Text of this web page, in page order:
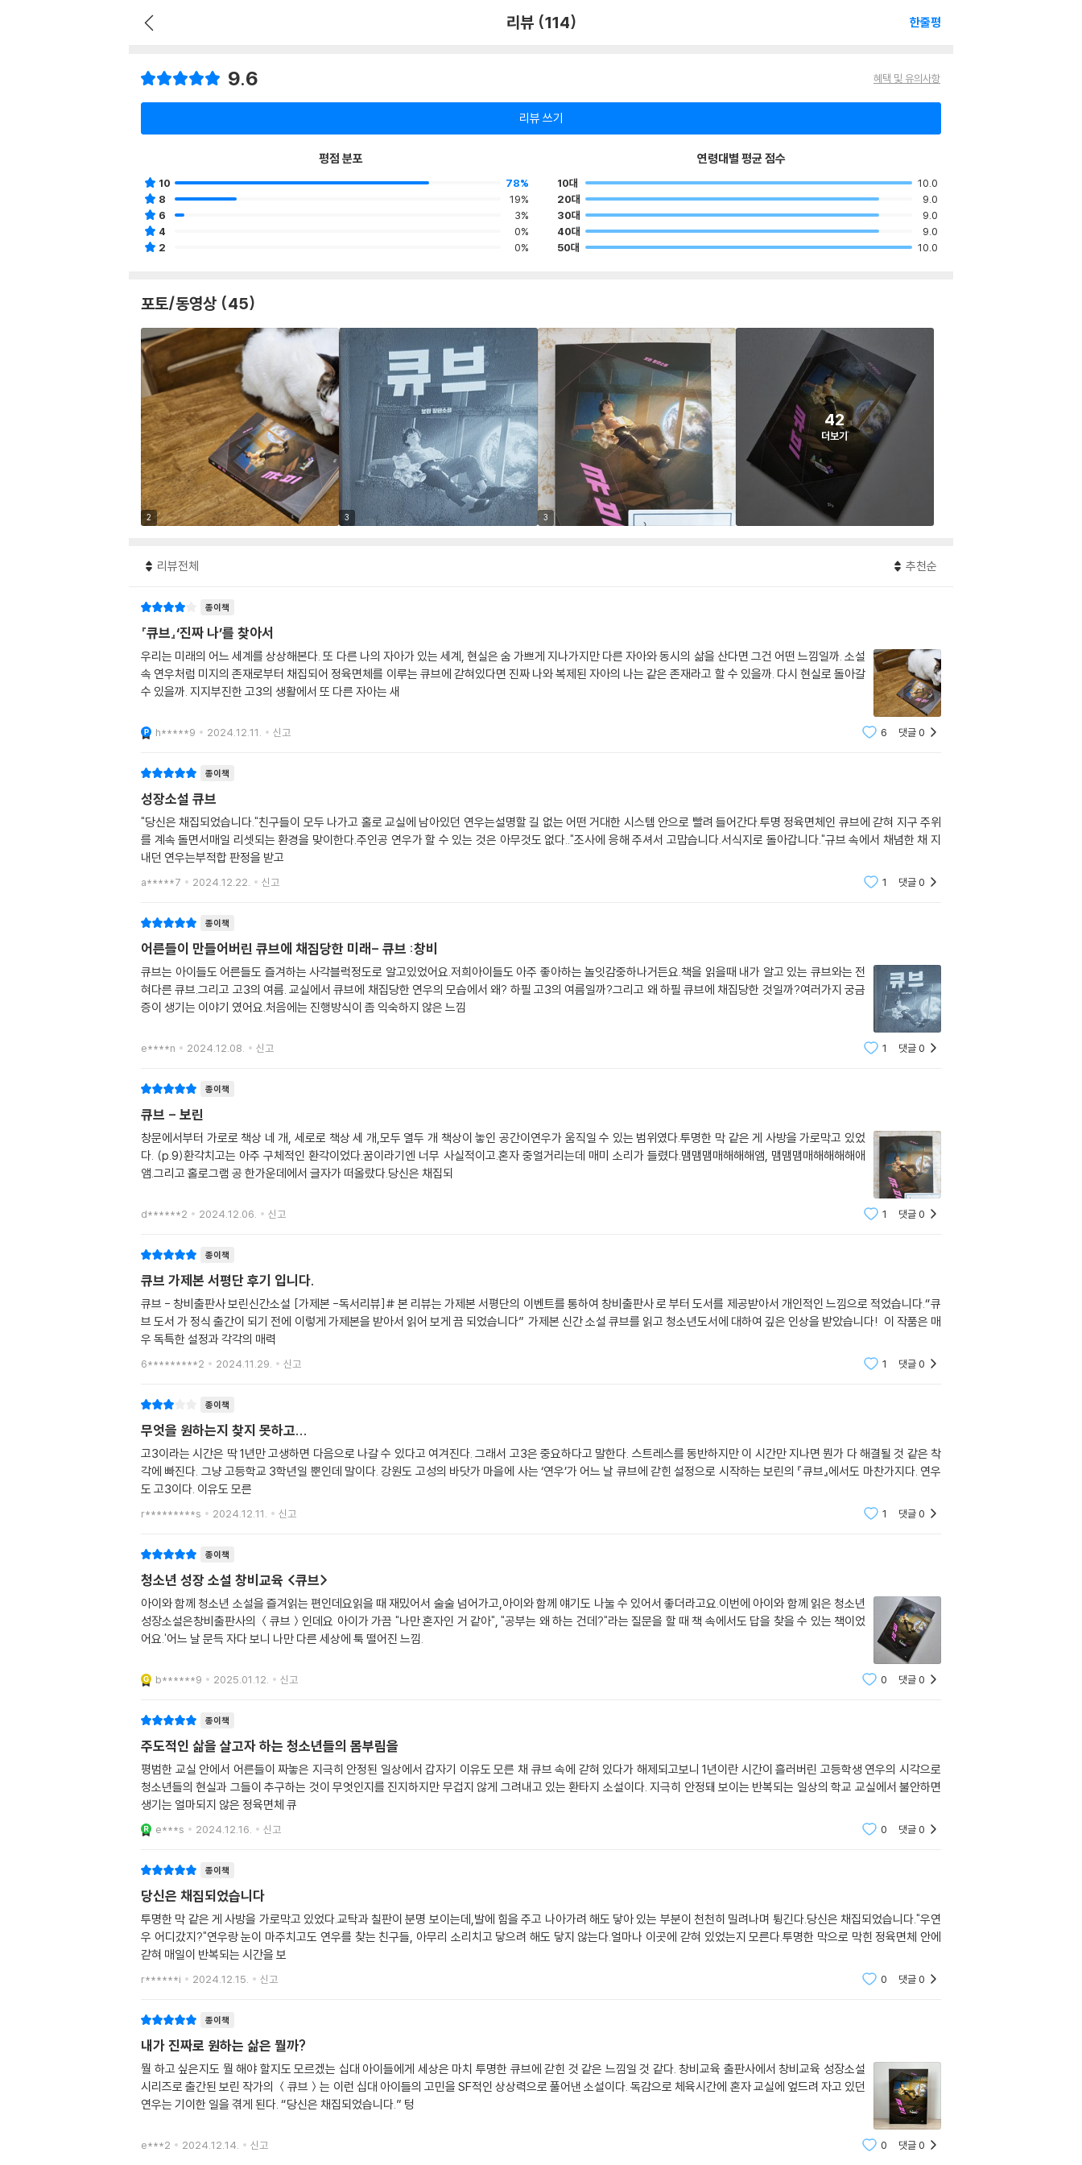
리뷰 (114) 한줄평
9.6 혜택 및 유의사항
리뷰 쓰기
평점 분포
10
78%
8
19%
6
3%
4
0%
2
0%
연령대별 평균 점수
10대
10.0
20대
9.0
30대
9.0
40대
9.0
50대
10.0
포토/동영상 (45)
2 3 3
42
더보기
리뷰전체 추천순
종이책
『큐브』‘진짜 나’를 찾아서
우리는 미래의 어느 세계를 상상해본다. 또 다른 나의 자아가 있는 세계, 현실은 숨 가쁘게 지나가지만 다른 자아와 동시의 삶을 산다면 그건 어떤 느낌일까. 소설
속 연우처럼 미지의 존재로부터 채집되어 정육면체를 이루는 큐브에 갇혀있다면 진짜 나와 복제된 자아의 나는 같은 존재라고 할 수 있을까. 다시 현실로 돌아갈
수 있을까. 지지부진한 고3의 생활에서 또 다른 자아는 새
h*****9 2024.12.11. 신고 6 댓글0
종이책
성장소설 큐브
"당신은 채집되었습니다."친구들이 모두 나가고 홀로 교실에 남아있던 연우는설명할 길 없는 어떤 거대한 시스템 안으로 빨려 들어간다.투명 정육면체인 큐브에 갇혀 지구 주위
를 계속 돌면서매일 리셋되는 환경을 맞이한다.주인공 연우가 할 수 있는 것은 아무것도 없다.."조사에 응해 주셔서 고맙습니다.서식지로 돌아갑니다."규브 속에서 채념한 채 지
내던 연우는부적합 판정을 받고
a*****7 2024.12.22. 신고 1 댓글0
종이책
어른들이 만들어버린 큐브에 채집당한 미래- 큐브 :창비
큐브는 아이들도 어른들도 즐겨하는 사각블럭정도로 알고있었어요.저희아이들도 아주 좋아하는 놀잇감중하나거든요.책을 읽을때 내가 알고 있는 큐브와는 전
혀다른 큐브.그리고 고3의 여름. 교실에서 큐브에 채집당한 연우의 모습에서 왜? 하필 고3의 여름일까?그리고 왜 하필 큐브에 채집당한 것일까?여러가지 궁금
증이 생기는 이야기 였어요.처음에는 진행방식이 좀 익숙하지 않은 느낌
e****n 2024.12.08. 신고 1 댓글0
종이책
큐브 - 보린
창문에서부터 가로로 책상 네 개, 세로로 책상 세 개,모두 열두 개 책상이 놓인 공간이연우가 움직일 수 있는 범위였다.투명한 막 같은 게 사방을 가로막고 있었
다. (p.9)환각치고는 아주 구체적인 환각이었다.꿈이라기엔 너무 사실적이고.혼자 중얼거리는데 매미 소리가 들렸다.맴맴맴매해해해앰, 맴맴맴매해해해해애
앰.그리고 홀로그램 공 한가운데에서 글자가 떠올랐다.당신은 채집되
d******2 2024.12.06. 신고 1 댓글0
종이책
큐브 가제본 서평단 후기 입니다.
큐브 - 창비출판사 보린신간소설 [가제본 -독서리뷰]# 본 리뷰는 가제본 서평단의 이벤트를 통하여 창비출판사 로 부터 도서를 제공받아서 개인적인 느낌으로 적었습니다.“큐
브 도서 가 정식 출간이 되기 전에 이렇게 가제본을 받아서 읽어 보게 끔 되었습니다” 가제본 신간 소설 큐브를 읽고 청소년도서에 대하여 깊은 인상을 받았습니다! 이 작품은 매
우 독특한 설정과 각각의 매력
6*********2 2024.11.29. 신고 1 댓글0
종이책
무엇을 원하는지 찾지 못하고...
고3이라는 시간은 딱 1년만 고생하면 다음으로 나갈 수 있다고 여겨진다. 그래서 고3은 중요하다고 말한다. 스트레스를 동반하지만 이 시간만 지나면 뭔가 다 해결될 것 같은 착
각에 빠진다. 그냥 고등학교 3학년일 뿐인데 말이다. 강원도 고성의 바닷가 마을에 사는 ‘연우’가 어느 날 큐브에 갇힌 설정으로 시작하는 보린의 『큐브』에서도 마찬가지다. 연우
도 고3이다. 이유도 모른
r*********s 2024.12.11. 신고 1 댓글0
종이책
청소년 성장 소설 창비교육 <큐브>
아이와 함께 청소년 소설을 즐겨읽는 편인데요읽을 때 재밌어서 술술 넘어가고,아이와 함께 얘기도 나눌 수 있어서 좋더라고요.이번에 아이와 함께 읽은 청소년
성장소설은창비출판사의 ＜큐브＞인데요 아이가 가끔 "나만 혼자인 거 같아", "공부는 왜 하는 건데?"라는 질문을 할 때 책 속에서도 답을 찾을 수 있는 책이었
어요.'어느 날 문득 자다 보니 나만 다른 세상에 툭 떨어진 느낌.
b******9 2025.01.12. 신고 0 댓글0
종이책
주도적인 삶을 살고자 하는 청소년들의 몸부림을
평범한 교실 안에서 어른들이 짜놓은 지극히 안정된 일상에서 갑자기 이유도 모른 채 큐브 속에 갇혀 있다가 해제되고보니 1년이란 시간이 흘러버린 고등학생 연우의 시각으로
청소년들의 현실과 그들이 추구하는 것이 무엇인지를 진지하지만 무겁지 않게 그려내고 있는 환타지 소설이다. 지극히 안정돼 보이는 반복되는 일상의 학교 교실에서 불안하면
생기는 얼마되지 않은 정육면체 큐
e***s 2024.12.16. 신고 0 댓글0
종이책
당신은 채집되었습니다
투명한 막 같은 게 사방을 가로막고 있었다.교탁과 칠판이 분명 보이는데,발에 힘을 주고 나아가려 해도 닿아 있는 부분이 천천히 밀려나며 튕긴다.당신은 채집되었습니다."우연
우 어디갔지?"연우랑 눈이 마주치고도 연우를 찾는 친구들, 아무리 소리치고 닿으려 해도 닿지 않는다.얼마나 이곳에 갇혀 있었는지 모른다.투명한 막으로 막힌 정육면체 안에
갇혀 매일이 반복되는 시간을 보
r******i 2024.12.15. 신고 0 댓글0
종이책
내가 진짜로 원하는 삶은 뭘까?
뭘 하고 싶은지도 뭘 해야 할지도 모르겠는 십대 아이들에게 세상은 마치 투명한 큐브에 갇힌 것 같은 느낌일 것 같다. 창비교육 출판사에서 창비교육 성장소설
시리즈로 출간된 보린 작가의 ＜큐브＞는 이런 십대 아이들의 고민을 SF적인 상상력으로 풀어낸 소설이다. 독감으로 체육시간에 혼자 교실에 엎드려 자고 있던
연우는 기이한 일을 겪게 된다. “당신은 채집되었습니다.” 텅
e***2 2024.12.14. 신고 0 댓글0